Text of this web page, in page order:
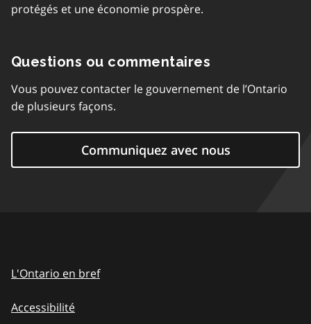
protégés et une économie prospère.
Questions ou commentaires
Vous pouvez contacter le gouvernement de l’Ontario
de plusieurs façons.
Communiquez avec nous
L'Ontario en bref
Accessibilité